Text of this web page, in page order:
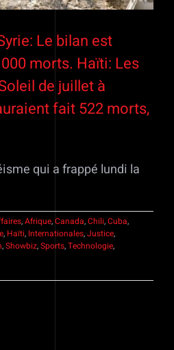
Le bilan est
morts. Haïti: Les
de juillet à
fait 522 morts,
qui a frappé lundi la
,Afrique,Canada,Chili,Cuba,
, Haïti, Internationales,Justice,
,Showbiz,Sports,Technologie,